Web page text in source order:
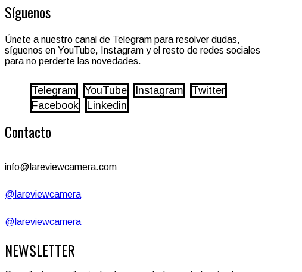
Síguenos
Únete a nuestro canal de Telegram para resolver dudas,
síguenos en YouTube, Instagram y el resto de redes sociales
para no perderte las novedades.
Telegram YouTube Instagram
Twitter
Facebook
Linkedin
Contacto
info@lareviewcamera.com
@lareviewcamera
@lareviewcamera
NEWSLETTER